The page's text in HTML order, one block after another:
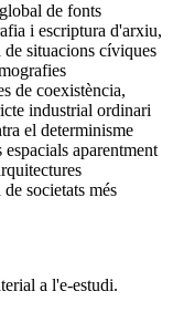
de fonts
i escriptura d'arxiu,
situacions cíviques
de coexistència,
industrial ordinari
el determinisme
aparentment
societats més
a l'e-estudi.